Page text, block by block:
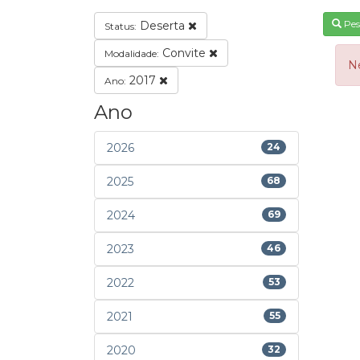
Status: Deserta
Modalidade: Convite
Ano: 2017
Ano
2026 24
2025 68
2024 69
2023 46
2022 53
2021 55
2020 32